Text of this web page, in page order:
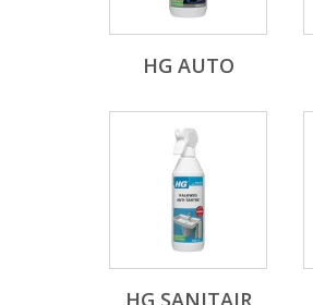
HG AUTO
HG SANITAIR